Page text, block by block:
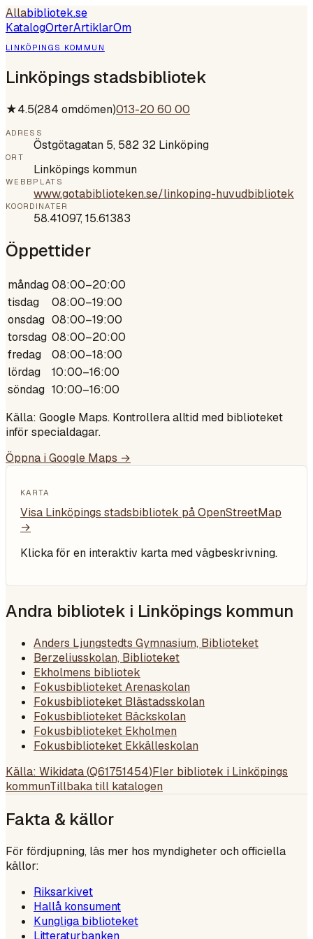
Allabibliotek.se
KatalogOrterArtiklarOm
LINKÖPINGS KOMMUN
Linköpings stadsbibliotek
★4.5(284 omdömen)013-20 60 00
ADRESS
Östgötagatan 5, 582 32 Linköping
ORT
Linköpings kommun
WEBBPLATS
www.gotabiblioteken.se/linkoping-huvudbibliotek
KOORDINATER
58.41097,15.61383
Öppettider
måndag08:00–20:00
tisdag
08:00–19:00
onsdag 08:00–19:00
torsdag 08:00–20:00
fredag
08:00–18:00
lördag
10:00–16:00
söndag 10:00–16:00
Källa: Google Maps. Kontrollera alltid med biblioteket
inför specialdagar.
Öppna i Google Maps →
KARTA
Visa Linköpings stadsbibliotek på OpenStreetMap
→
Klicka för en interaktiv karta med vägbeskrivning.
Andra bibliotek i Linköpings kommun
Anders Ljungstedts Gymnasium, Biblioteket
Berzeliusskolan, Biblioteket
Ekholmens bibliotek
Fokusbiblioteket Arenaskolan
Fokusbiblioteket Blästadsskolan
Fokusbiblioteket Bäckskolan
Fokusbiblioteket Ekholmen
Fokusbiblioteket Ekkälleskolan
Källa: Wikidata (Q61751454)Fler bibliotek i Linköpings
kommunTillbaka till katalogen
Fakta & källor
För fördjupning, läs mer hos myndigheter och officiella
källor:
Riksarkivet
Hallå konsument
Kungliga biblioteket
Litteraturbanken